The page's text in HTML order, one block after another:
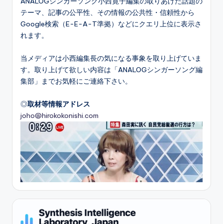
テーマ、記事の公平性、その情報の公共性・信頼性から
Google検索（E-E-A-T準拠）などにクエリ上位に表示さ
れます。
当メディアは小西編集長の気になる事象を取り上げていま
す。取り上げて欲しい内容は「ANALOGシンガーソング編
集部」までお気軽にご連絡下さい。
◎取材等情報アドレス
joho@hirokokonishi.com